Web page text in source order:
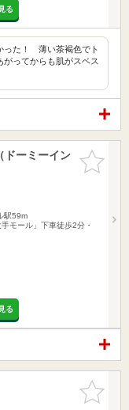
る
った！ 薄い茶褐色でト
がってからも肌がスベス
お気に入
りに追加
ーミーイン
駅59m
モール」下車徒歩2分・
る
お気に入
りに追加